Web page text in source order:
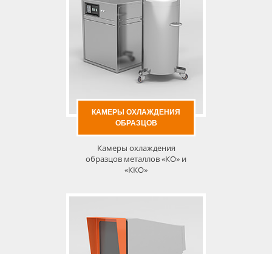
КАМЕРЫ ОХЛАЖДЕНИЯ
ОБРАЗЦОВ
Камеры охлаждения
образцов металлов «КО» и
«ККО»